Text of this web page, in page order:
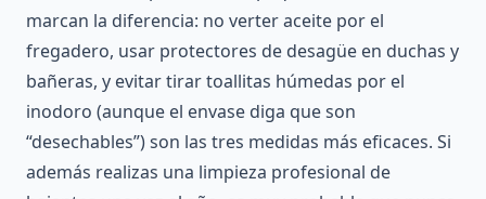
marcan la diferencia: no verter aceite por el
fregadero, usar protectores de desagüe en duchas y
bañeras, y evitar tirar toallitas húmedas por el
inodoro (aunque el envase diga que son
“desechables”) son las tres medidas más eficaces. Si
además realizas una limpieza profesional de